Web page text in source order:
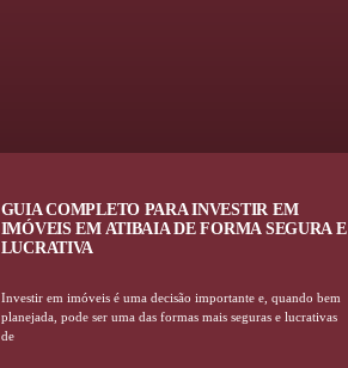
GUIA COMPLETO PARA INVESTIR EM
IMÓVEIS EM ATIBAIA DE FORMA SEGURA E
LUCRATIVA
Investir em imóveis é uma decisão importante e, quando bem
planejada, pode ser uma das formas mais seguras e lucrativas
de